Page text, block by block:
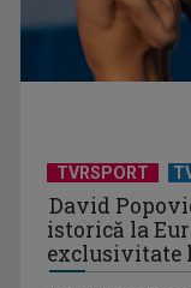
TVRSPORT
David
istorică la
exclusivitate